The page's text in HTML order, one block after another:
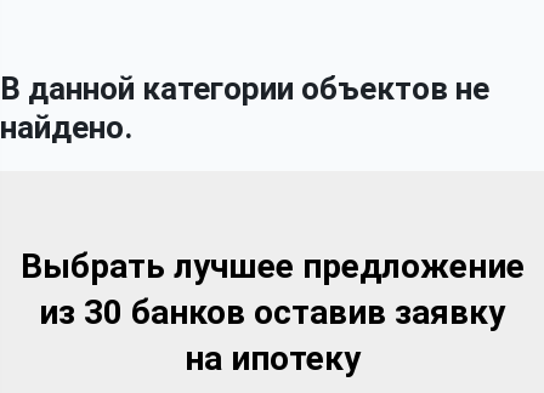
В данной категории объектов не
найдено.
Выбрать лучшее предложение
из 30 банков оставив заявку
на ипотеку